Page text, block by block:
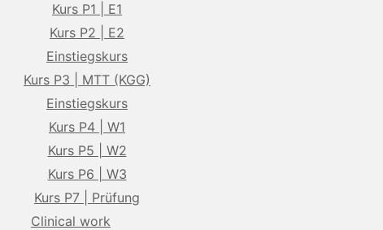
Kurs P1 | E1
Kurs P2 | E2
Einstiegskurs
Kurs P3 | MTT (KGG)
Einstiegskurs
Kurs P4 | W1
Kurs P5 | W2
Kurs P6 | W3
Kurs P7 | Prüfung
Clinical work